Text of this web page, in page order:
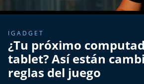
La Entrevista de Tomás Mosciatti
Entrevistas BioBioTV
Comentarios de Tomás Mosciatti
Más de Ti Podcast
IGADGET
¿Tu próximo
tablet? Así están
reglas del juego